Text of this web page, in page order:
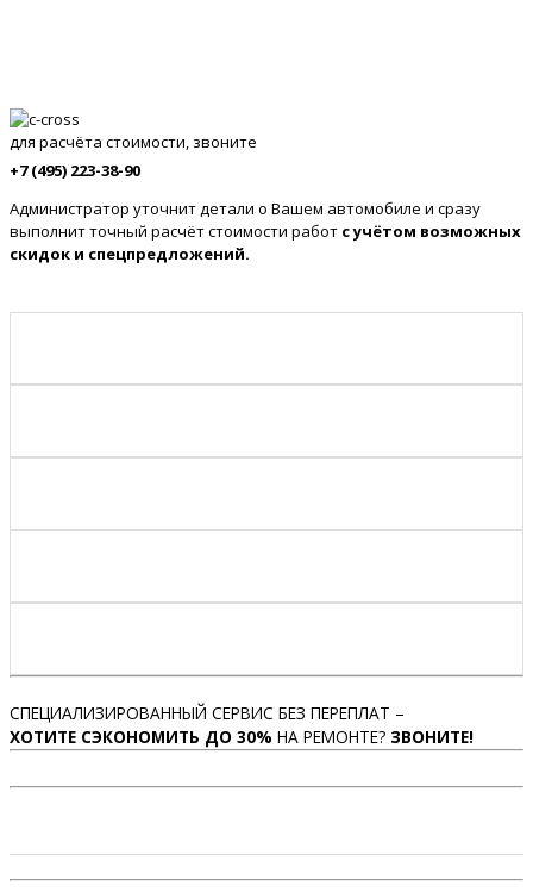
для расчёта стоимости, звоните
+7 (495) 223-38-90
Администратор уточнит детали о Вашем автомобиле и сразу
выполнит точный расчёт стоимости работ с учётом возможных
скидок и спецпредложений.
СПЕЦИАЛИЗИРОВАННЫЙ СЕРВИС БЕЗ ПЕРЕПЛАТ –
ХОТИТЕ СЭКОНОМИТЬ ДО 30% НА РЕМОНТЕ? ЗВОНИТЕ!